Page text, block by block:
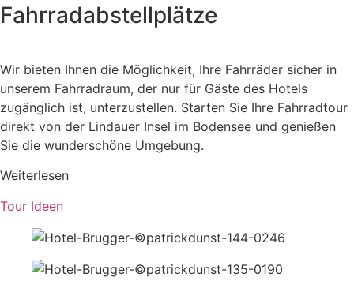
Fahrrad­abstellplätze
Wir bieten Ihnen die Möglichkeit, Ihre Fahrräder sicher in
unserem Fahrradraum, der nur für Gäste des Hotels
zugänglich ist, unterzustellen. Starten Sie Ihre Fahrradtour
direkt von der Lindauer Insel im Bodensee und genießen
Sie die wunderschöne Umgebung.
Weiter­lesen
Tour Ideen